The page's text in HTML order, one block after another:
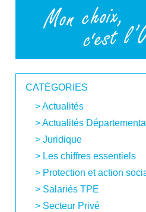
CATÉGORIES
Actualités
Actualités
Juridique
Les chiffres essentiels
Protection et action
Salariés TPE
Secteur Privé